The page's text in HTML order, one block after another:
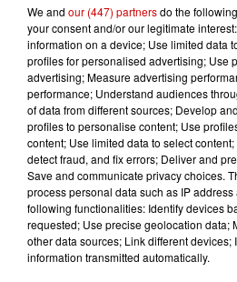
Poitou ?...
11h11
Face aux
bruyants,
l’Ouest...
10h32
"Nous
d'un drame"
sur la...
We and our (447) partnersdo the
your consent and/or our legitimate
information on a device; Use limited data
profiles for personalised advertising; Use
advertising; Measure advertising
performance; Understand audiences
of data from different sources; Develop
profiles to personalise content; Use
content; Use limited data to select
detect fraud, and fix errors; Deliver and
Save and communicate privacy choices.
process personal data such as IP
following functionalities: Identify devices
requested; Use precise geolocation data;
other data sources; Link different devices;
information transmitted automatically.